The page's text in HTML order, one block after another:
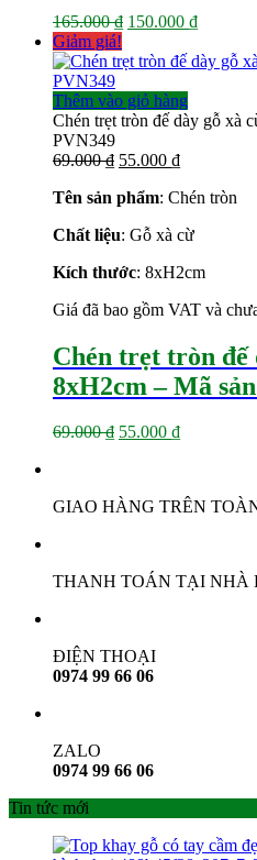
165.000₫ Giá
là:
150.000 ₫Giá
tại
Giảm giá!
Thêm vào giỏ hàng
Chén trẹt tròn đế dày gỗ xà
PVN349
69.000₫ Giá
là:
55.000 ₫Giá
tại
55.000 ₫.
Tên sản phẩm: Chén tròn
Chất liệu: Gỗ xà cừ
Kích thước: 8xH2cm
Giá đã bao gồm VAT và
Chén trẹt tròn đế
8xH2cm – Mã
69.000₫ Giá
55.000 ₫Giá
55.000 ₫.
GIAO HÀNG TRÊN
THANH TOÁN TẠI NHÀ
ĐIỆN THOẠI
0974 99 66 06
ZALO
0974 99 66 06
Tin tức mới